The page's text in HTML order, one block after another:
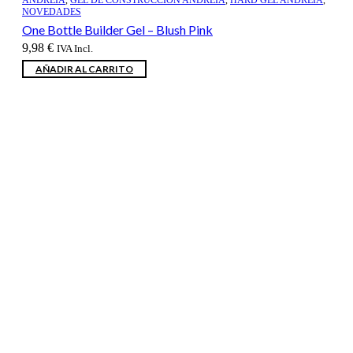
NOVEDADES
One Bottle Builder Gel – Blush Pink
9,98 € IVA Incl.
AÑADIR AL CARRITO